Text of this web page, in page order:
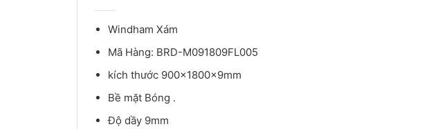
Windham Xám
Mã Hàng: BRD-M091809FL005
kích thước 900x1800x9mm
Bề mặt Bóng .
Độ dầy 9mm